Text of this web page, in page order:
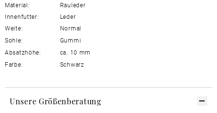
Material:
Rauleder
Innenfutter:
Leder
Weite:
Normal
Sohle:
Gummi
Absatzhöhe:
ca. 10 mm
Farbe:
Schwarz
Unsere Größenberatung